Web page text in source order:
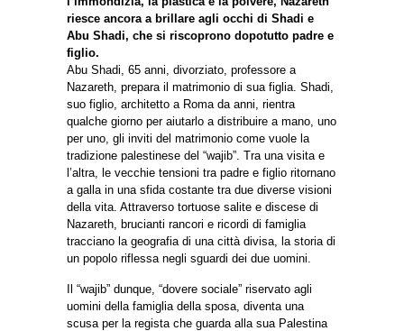
riesce ancora a brillare agli occhi di Shadi e
Abu Shadi, che si riscoprono dopotutto padre e
figlio.
Abu Shadi, 65 anni, divorziato, professore a
Nazareth, prepara il matrimonio di sua figlia. Shadi,
suo figlio, architetto a Roma da anni, rientra
qualche giorno per aiutarlo a distribuire a mano, uno
per uno, gli inviti del matrimonio come vuole la
tradizione palestinese del “wajib”. Tra una visita e
l’altra, le vecchie tensioni tra padre e figlio ritornano
a galla in una sfida costante tra due diverse visioni
della vita. Attraverso tortuose salite e discese di
Nazareth, brucianti rancori e ricordi di famiglia
tracciano la geografia di una città divisa, la storia di
un popolo riflessa negli sguardi dei due uomini.
Il “wajib” dunque, “dovere sociale” riservato agli
uomini della famiglia della sposa, diventa una
scusa per la regista che guarda alla sua Palestina